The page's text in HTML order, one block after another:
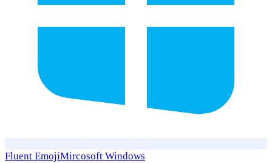
Fluent EmojiMircosoft Windows